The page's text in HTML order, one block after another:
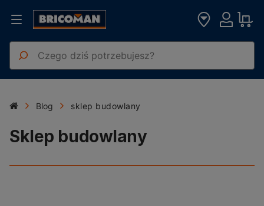
Blog sklep budowlany
Sklep budowlany